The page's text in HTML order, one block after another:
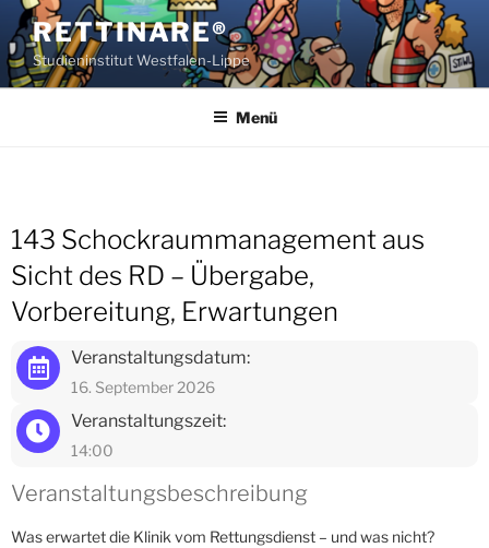
Zum
Inhalt
springen
RETTINARE®
Studieninstitut Westfalen-Lippe
Menü
143 Schockraummanagement aus
Sicht des RD – Übergabe,
Vorbereitung, Erwartungen
Veranstaltungsdatum:
16. September 2026
Veranstaltungszeit:
14:00
Veranstaltungsbeschreibung
Was erwartet die Klinik vom Rettungsdienst – und was nicht?